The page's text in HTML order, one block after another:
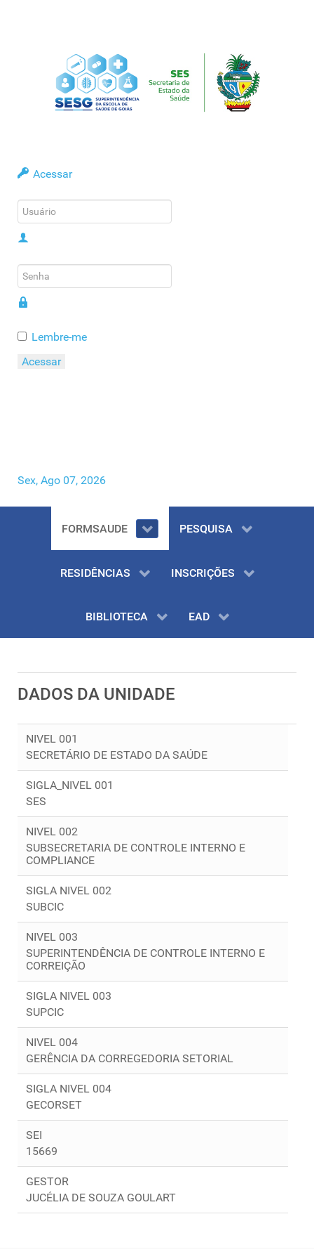
Acessar
Lembre-me
Acessar
Sex, Ago 07, 2026
FORMSAUDE PESQUISA
RESIDÊNCIAS INSCRIÇÕES
BIBLIOTECA EAD
DADOS DA UNIDADE
NIVEL 001
SECRETÁRIO DE ESTADO DA SAÚDE
SIGLA_NIVEL 001
SES
NIVEL 002
SUBSECRETARIA DE CONTROLE INTERNO E
COMPLIANCE
SIGLA NIVEL 002
SUBCIC
NIVEL 003
SUPERINTENDÊNCIA DE CONTROLE INTERNO E
CORREIÇÃO
SIGLA NIVEL 003
SUPCIC
NIVEL 004
GERÊNCIA DA CORREGEDORIA SETORIAL
SIGLA NIVEL 004
GECORSET
SEI
15669
GESTOR
JUCÉLIA DE SOUZA GOULART